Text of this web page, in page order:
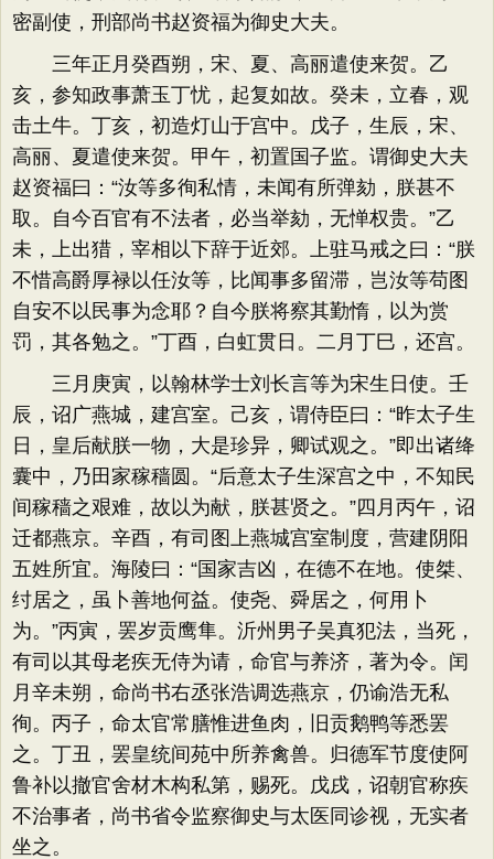
密副使，刑部尚书赵资福为御史大夫。
三年正月癸酉朔，宋、夏、高丽遣使来贺。乙
亥，参知政事萧玉丁忧，起复如故。癸未，立春，观
击土牛。丁亥，初造灯山于宫中。戊子，生辰，宋、
高丽、夏遣使来贺。甲午，初置国子监。谓御史大夫
赵资福曰：“汝等多徇私情，未闻有所弹劾，朕甚不
取。自今百官有不法者，必当举劾，无惮权贵。”乙
未，上出猎，宰相以下辞于近郊。上驻马戒之曰：“朕
不惜高爵厚禄以任汝等，比闻事多留滞，岂汝等苟图
自安不以民事为念耶？自今朕将察其勤惰，以为赏
罚，其各勉之。”丁酉，白虹贯日。二月丁巳，还宫。
三月庚寅，以翰林学士刘长言等为宋生日使。壬
辰，诏广燕城，建宫室。己亥，谓侍臣曰：“昨太子生
日，皇后献朕一物，大是珍异，卿试观之。”即出诸绛
囊中，乃田家稼穑圆。“后意太子生深宫之中，不知民
间稼穑之艰难，故以为献，朕甚贤之。”四月丙午，诏
迁都燕京。辛酉，有司图上燕城宫室制度，营建阴阳
五姓所宜。海陵曰：“国家吉凶，在德不在地。使桀、
纣居之，虽卜善地何益。使尧、舜居之，何用卜
为。”丙寅，罢岁贡鹰隼。沂州男子吴真犯法，当死，
有司以其母老疾无侍为请，命官与养济，著为令。闰
月辛未朔，命尚书右丞张浩调选燕京，仍谕浩无私
徇。丙子，命太官常膳惟进鱼肉，旧贡鹅鸭等悉罢
之。丁丑，罢皇统间苑中所养禽兽。归德军节度使阿
鲁补以撤官舍材木构私第，赐死。戊戌，诏朝官称疾
不治事者，尚书省令监察御史与太医同诊视，无实者
坐之。